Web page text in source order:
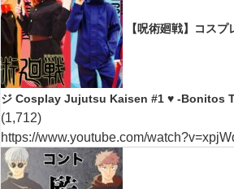
【呪術廻戦】コス
ジ Cosplay Jujutsu Kaisen #1 ♥ -Bonitos
(1,712)
https://www.youtube.com/